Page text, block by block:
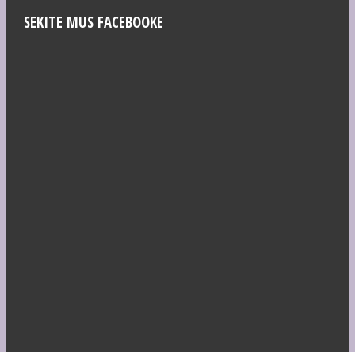
SEKITE MUS FACEBOOKE